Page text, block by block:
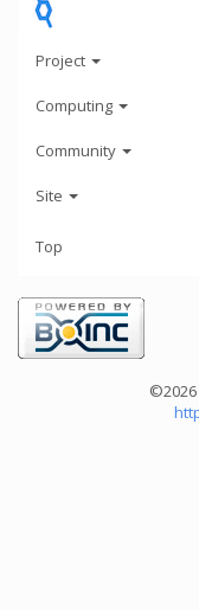
Project
Computing
Community
Site
Top